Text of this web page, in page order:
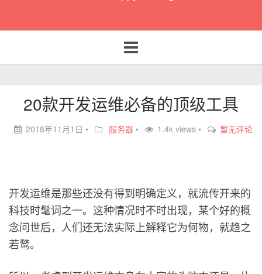
navigation
20款开发运维必备的顶级工具
2018年11月1日 • 服务器• 1.4k views • 暂无评论
开发运维是那些还没有得到明确定义，就流传开来的
科技时髦词之一。这种情况时不时出现，某个好的概
念问世后，人们还无法实际上解释它为何物，就趋之
若鹜。